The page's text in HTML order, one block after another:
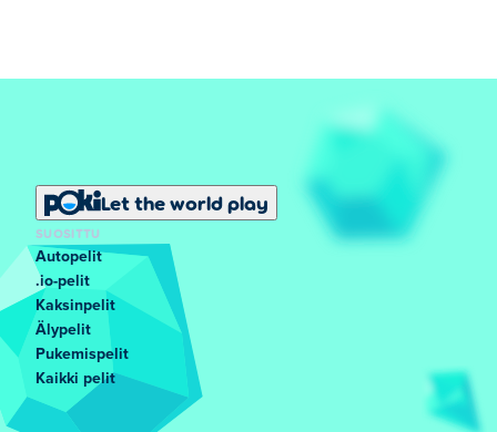
Let the world play
SUOSITTU
Autopelit
.io-pelit
Kaksinpelit
Älypelit
Pukemispelit
Kaikki pelit